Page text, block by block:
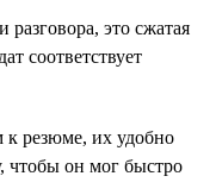
это сжатая
соответствует
резюме, их удобно
чтобы он мог быстро